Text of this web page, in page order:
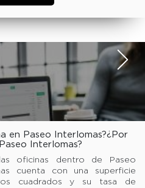
en Paseo Interlomas?¿Por
Interlomas?
oficinas dentro de Paseo
cuenta con una superficie
cuadrados y su tasa de